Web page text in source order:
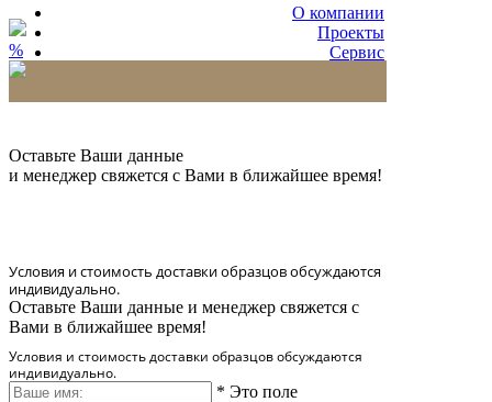
О компании
Проекты
Сервис
%
Оставьте Ваши данные
и менеджер свяжется с Вами в ближайшее время!
Условия и стоимость доставки образцов обсуждаются
индивидуально.
Оставьте Ваши данные и менеджер свяжется с
Вами в ближайшее время!
Условия и стоимость доставки образцов обсуждаются
индивидуально.
* Это поле